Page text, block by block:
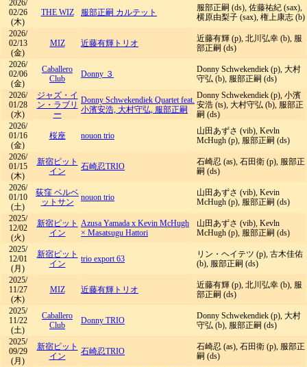
2026/
02/26
(木)
THE WIZ 服部正嗣 カルテット
服部正嗣 (ds), 佐藤祐紀 (sax),
横原由梨子 (sax), 権上康志 (b)
2026/
02/13
(金)
MIZ 近藤有輝トリオ
近藤有輝 (p), 北川弘幸 (b), 服
部正嗣 (ds)
2026/
02/06
(金)
Caballero
Club
Donny ３
Donny Schwekendiek (p), 大村
守弘 (b), 服部正嗣 (ds)
2026/
01/28
(水)
ジャズ・イ
ン・ラブリ
ー
Donny Schwekendiek Quartet feat.
小濱安浩, 大村守弘, 服部正嗣
Donny Schwekendiek (p), 小濱
安浩 (ts), 大村守弘 (b), 服部正
嗣 (ds)
2026/
01/16
(金)
桜座 nouon trio
山田あずさ (vib), Kevln
McHugh (p), 服部正嗣 (ds)
2026/
01/15
(木)
新宿ピット
イン
石崎忍TRIO
石崎忍 (as), 石田衛 (p), 服部正
嗣 (ds)
2026/
01/10
(土)
荻窪 ベルベ
ットサン
nouon trio
山田あずさ (vib), Kevin
McHugh (p), 服部正嗣 (ds)
2025/
12/02
(火)
新宿ピット
イン
Azusa Yamada x Kevin McHugh
× Masatsugu Hattori
山田あずさ (vib), Kevln
McHugh (p), 服部正嗣 (ds)
2025/
12/01
(月)
新宿ピット
イン
trio export 63
リン・ヘイテツ (p), 古木佳佑
(b), 服部正嗣 (ds)
2025/
11/27
(木)
MIZ 近藤有輝トリオ
近藤有輝 (p), 北川弘幸 (b), 服
部正嗣 (ds)
2025/
11/22
(土)
Caballero
Club
Donny TRIO
Donny Schwekendiek (p), 大村
守弘 (b), 服部正嗣 (ds)
2025/
09/29
(月)
新宿ピット
イン
石崎忍TRIO
石崎忍 (as), 石田衛 (p), 服部正
嗣 (ds)